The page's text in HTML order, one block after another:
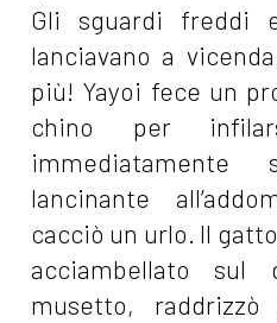
Gli sguardi freddi
lanciavano a
più! Yayoi fece un
chino per
lancinante
cacciò un urlo. Il
acciambellato sul
musetto,